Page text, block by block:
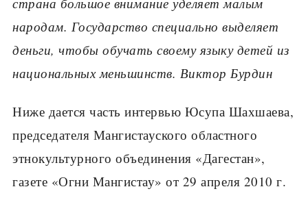
народам. Государство специально выделяет
деньги, чтобы обучать своему языку детей из
национальных меньшинств. Виктор Бурдин
Ниже дается часть интервью Юсупа Шахшаева,
председателя Мангистауского областного
этнокультурного объединения «Дагестан»,
газете «Огни Мангистау» от 29 апреля 2010 г.